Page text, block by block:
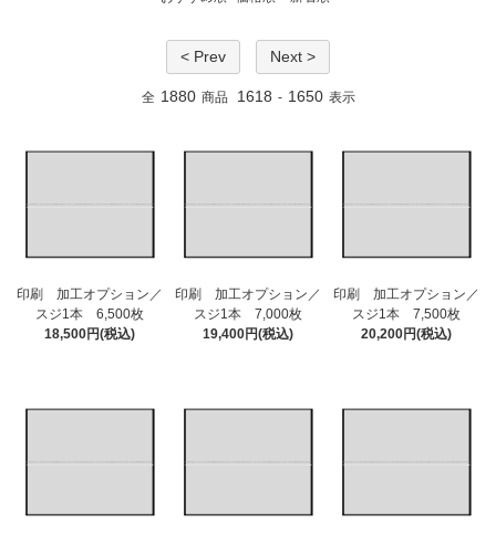
< Prev Next >
全 1880 商品 1618 - 1650 表示
印刷 加工オプション／
スジ1本 6,500枚
18,500円(税込)
印刷 加工オプション／
スジ1本 7,000枚
19,400円(税込)
印刷 加工オプション／
スジ1本 7,500枚
20,200円(税込)